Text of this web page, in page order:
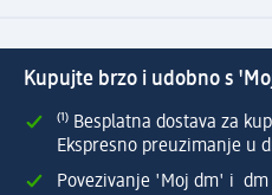
Kupujte brzo i udobno s
⁽¹⁾ Besplatna dostava za
Ekspresno preuzimanje u
Povezivanje 'Moj dm' i dm